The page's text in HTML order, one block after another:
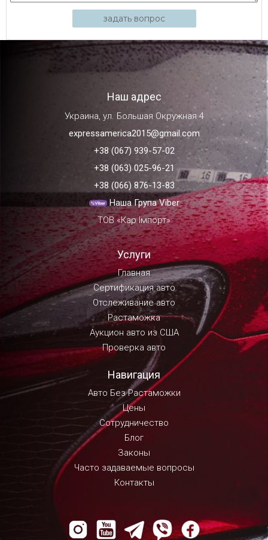
задать вопрос
Наш адрес
Украина, ул. Большая Окружная 4
expressamerica2015@gmail.com
+38 (067) 939-57-02
+38 (063) 025-96-21
+38 (066) 876-13-83
Наша Група Viber
ТОВ «Кар Імпорт»
Услуги
Главная
Сертификация авто
Отслеживание авто
Растаможка
Аукцион авто из США
Проверка авто
Навигация
Авто Без Растаможки
Цены
Сотрудничество
Блог
Законы
Часто задаваемые вопросы
Контакты